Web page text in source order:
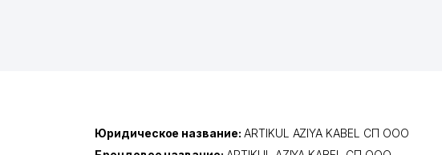
Юридическое название: ARTIKUL AZIYA KABEL СП ООО